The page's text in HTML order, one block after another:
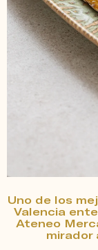
Uno de los
Valencia
Ateneo
mirador